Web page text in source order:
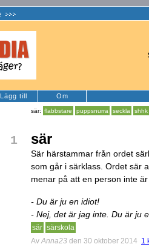
Lägg till Om
sär: flabbstare puppsnurra seckla shhk
1 sär
Sär härstammar från ordet
som går i särklass. Ordet sär
menar på att en person inte
- Du är ju en idiot!
- Nej, det är jag inte. Du är ju
sär särskola
Av Anna23 den 30 oktober 2014 1